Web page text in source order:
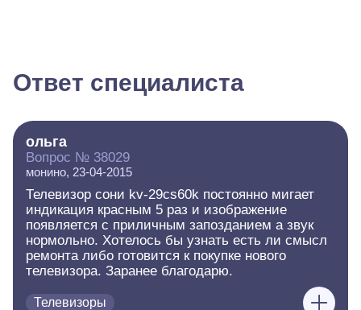
Ответ специалиста
ольга
Вопрос № 38029
монино, 23-04-2015
Телевизор сони kv-29cs60k постоянно мигает
индикация красным 5 раз и изображение
появляется с приличным запозданием а звук
нормольно. Хотелось бы узнать есть ли смысл
ремонта либо готовится к покупке нового
телевизора. Заранее благодарю.
Телевизоры